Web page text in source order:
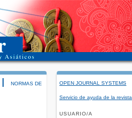
OPEN JOURNAL SYSTEMS
Servicio de ayuda de la revista
USUARIO/A
NORMAS DE